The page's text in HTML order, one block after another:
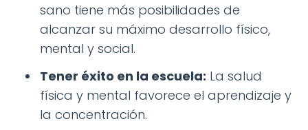
sano tiene más posibilidades de
alcanzar su máximo desarrollo físico,
mental y social.
Tener éxito en la escuela: La salud
física y mental favorece el aprendizaje y
la concentración.